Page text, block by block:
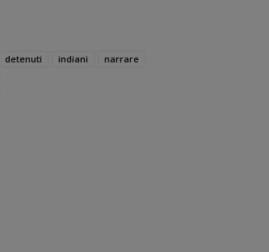
detenuti indiani
narrare